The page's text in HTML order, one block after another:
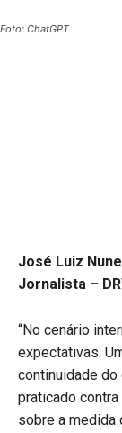
Foto: ChatGPT
José Luiz
Jornalista –
“No cenário
expectativas.
continuidade
praticado
sobre a medida